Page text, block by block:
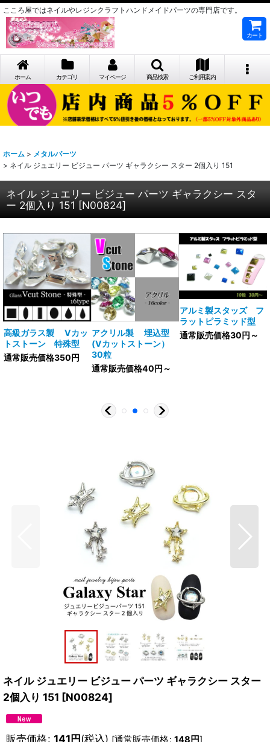
こころ屋ではネイルやレジンクラフトハンドメイドパーツの専門店です。
カート
ホーム カテゴリ マイページ 商品検索 ご利用案内
ホーム > メタルパーツ
> ネイル ジュエリー ビジュー パーツ ギャラクシー スター 2個入り 151
ネイル ジュエリー ビジュー パーツ ギャラクシー スタ
ー 2個入り 151 [N00824]
高級ガラス製 Vカッ
トストーン 特殊型
通常販売価格350円
アクリル製 埋込型
(Vカットストーン）
30粒
通常販売価格40円～
アルミ製スタッズ フ
ラットピラミッド型
通常販売価格30円～
ネイル ジュエリー ビジュー パーツ ギャラクシー スター
2個入り 151 [N00824]
販売価格: 141円(税込) [通常販売価格: 148 円]